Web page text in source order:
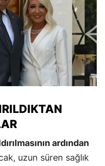
ardından
uzun süren sağlık